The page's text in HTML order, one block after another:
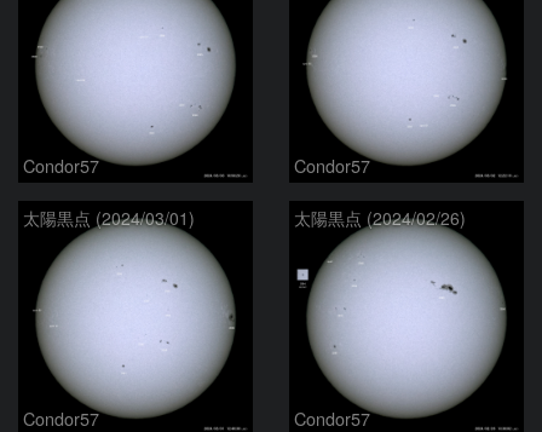
Condor57 Condor57
太陽黒点 (2024/03/01)
Condor57
太陽黒点 (2024/02/26)
Condor57